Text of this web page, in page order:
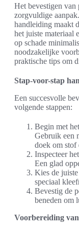
Het bevestigen van
zorgvuldige
handleiding maakt
het juiste materiaal
op schade
noodzakelijke
praktische tips om
Stap-voor-stap
Een succesvolle
volgende stappen:
Begin met het
Gebruik een
doek om
Inspecteer
Een glad
Kies de
speciaal
Bevestig de
beneden om
Voorbereiding